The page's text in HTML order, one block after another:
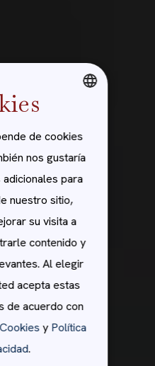
SPANISH
de cookies
nos gustaría
para
nuestro sitio,
su visita a
contenido y
Al elegir
acepta estas
de acuerdo con
yPolítica
.